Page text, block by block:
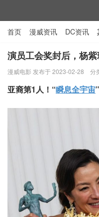
首页 漫威资讯 DC资讯
电视剧资源 漫威图片
演员工会奖封后，杨
漫威电影 发布于 2023-02-28 分
亚裔第1人！“瞬息全宇宙